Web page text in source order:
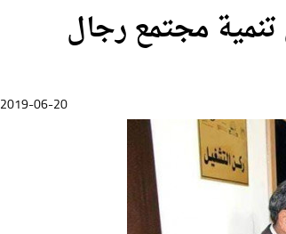
مجتمع رجال
2019-06-20